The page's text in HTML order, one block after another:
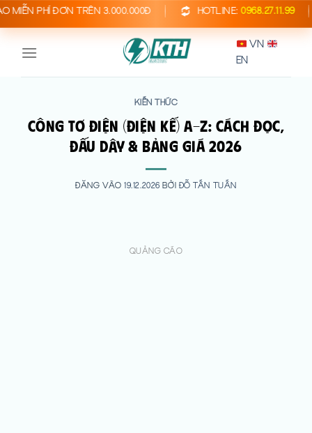
Bỏ
qua
PHÍ ĐƠN TRÊN 3.000.000Đ HOTLINE:0968.27.11.99
VN
EN
KIẾN THỨC
Công Tơ Điện (Điện Kế) A-Z: Cách Đọc,
Đấu Dây & Bảng Giá 2026
ĐĂNG VÀO19.12.2026 BỞI ĐỖ TẤN TUẤN
QUẢNG CÁO